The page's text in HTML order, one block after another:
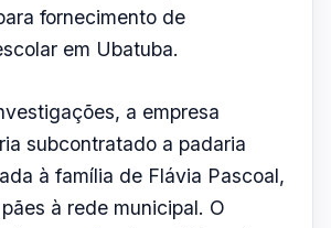
fornecimento de
em Ubatuba.
a empresa
subcontratado a padaria
à família de Flávia Pascoal,
à rede municipal. O